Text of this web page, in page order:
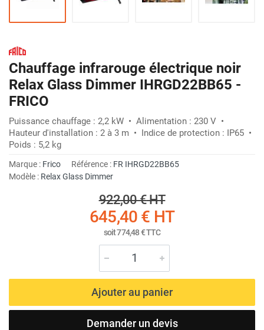
Chauffage infrarouge électrique noir
Relax Glass Dimmer IHRGD22BB65 -
FRICO
Puissance chauffage : 2,2 kW • Alimentation : 230 V •
Hauteur d'installation : 2 à 3 m • Indice de protection : IP65 •
Poids : 5,2 kg
Marque : Frico Référence : FR IHRGD22BB65
Modèle : Relax Glass Dimmer
922,00 €HT
645,40 € HT
soit774,48 €TTC
Ajouter au panier
Demander un devis